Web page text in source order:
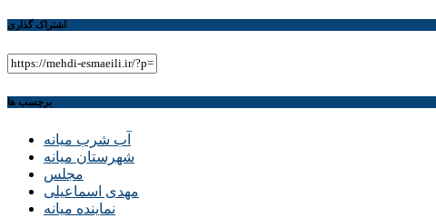
اشتراک گذاری
برچسب ها
آب شرب میانه
شهرستان میانه
مجلس
مهدی اسماعیلی
نماینده میانه